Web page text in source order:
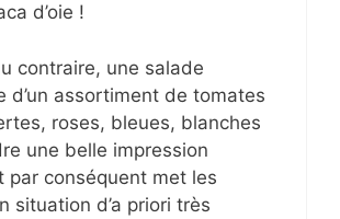
d’oie !
contraire, une salade
d’un assortiment de tomates
roses, bleues, blanches
une belle impression
par conséquent met les
situation d’a priori très